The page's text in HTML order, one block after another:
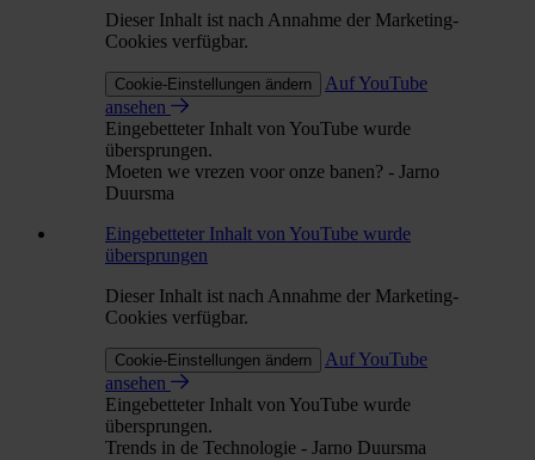
Dieser Inhalt ist nach Annahme der Marketing-
Cookies verfügbar.
Cookie-Einstellungen ändern
Auf YouTube
ansehen
Eingebetteter Inhalt von YouTube wurde
übersprungen.
Moeten we vrezen voor onze banen? - Jarno
Duursma
Eingebetteter Inhalt von YouTube wurde
übersprungen
Dieser Inhalt ist nach Annahme der Marketing-
Cookies verfügbar.
Cookie-Einstellungen ändern
Auf YouTube
ansehen
Eingebetteter Inhalt von YouTube wurde
übersprungen.
Trends in de Technologie - Jarno Duursma